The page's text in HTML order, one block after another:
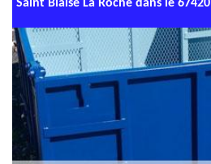
Saint Blaise La Roche dans le 67420